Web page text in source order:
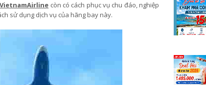
VietnamAirline còn có cách phục vụ chu đáo, nghiệp
sử dụng dịch vụ của hãng bay này.